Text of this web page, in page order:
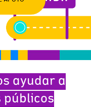
ayudar a
públicos